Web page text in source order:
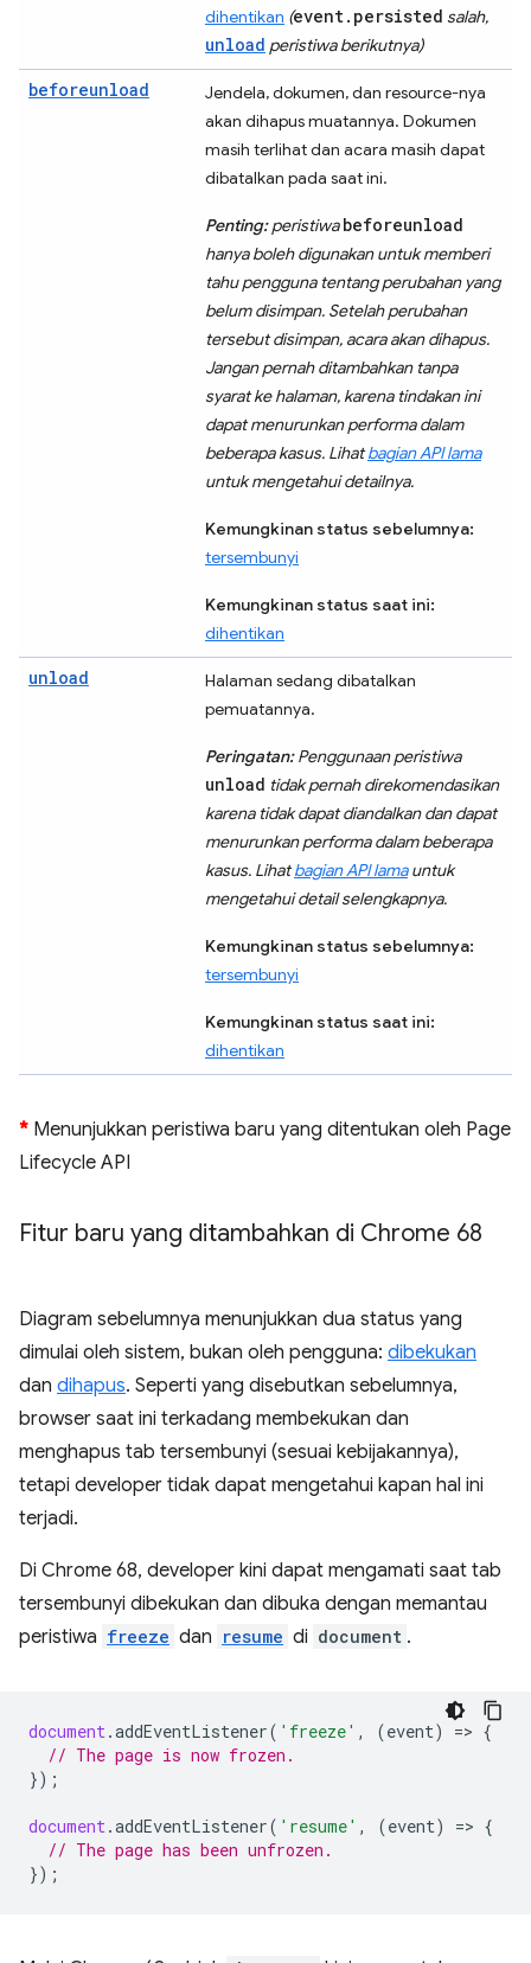
dihentikan (event.persisted salah,
unload peristiwa berikutnya)
beforeunload
Jendela, dokumen, dan resource-nya
akan dihapus muatannya. Dokumen
masih terlihat dan acara masih dapat
dibatalkan pada saat ini.
Penting:peristiwabeforeunload
hanya boleh digunakan untuk memberi
tahu pengguna tentang perubahan yang
belum disimpan. Setelah perubahan
tersebut disimpan, acara akan dihapus.
Jangan pernah ditambahkan tanpa
syarat ke halaman, karena tindakan ini
dapat menurunkan performa dalam
beberapa kasus. Lihatbagian API lama
untuk mengetahui detailnya.
Kemungkinan status sebelumnya:
tersembunyi
Kemungkinan status saat ini:
dihentikan
unload
Halaman sedang dibatalkan
pemuatannya.
Peringatan:Penggunaan peristiwa
unload tidak pernah direkomendasikan
karena tidak dapat diandalkan dan dapat
menurunkan performa dalam beberapa
kasus. Lihatbagian API lamauntuk
mengetahui detail selengkapnya.
Kemungkinan status sebelumnya:
tersembunyi
Kemungkinan status saat ini:
dihentikan
* Menunjukkan peristiwa baru yang ditentukan oleh Page
Lifecycle API
Fitur baru yang ditambahkan di Chrome 68
Diagram sebelumnya menunjukkan dua status yang
dimulai oleh sistem, bukan oleh pengguna: dibekukan
dan dihapus. Seperti yang disebutkan sebelumnya,
browser saat ini terkadang membekukan dan
menghapus tab tersembunyi (sesuai kebijakannya),
tetapi developer tidak dapat mengetahui kapan hal ini
terjadi.
Di Chrome 68, developer kini dapat mengamati saat tab
tersembunyi dibekukan dan dibuka dengan memantau
peristiwa freeze dan resume di document .
document .addEventListener( 'freeze' , (event) => {
// The page is now frozen.
});
document .addEventListener( 'resume' , (event) => {
// The page has been unfrozen.
});